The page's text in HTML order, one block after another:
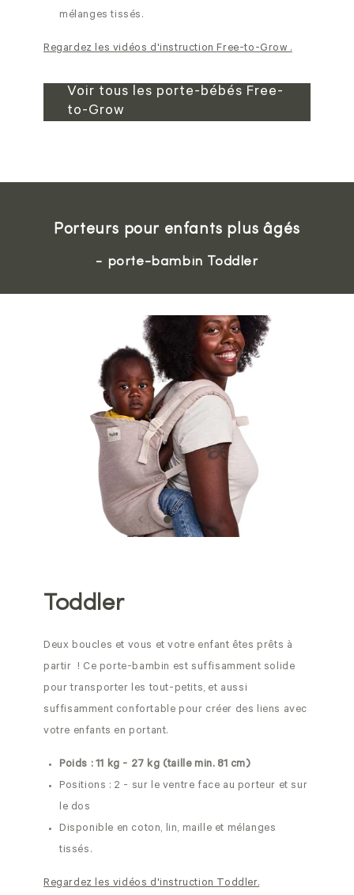
mélanges tissés.
Regardez les vidéos d'instruction Free-to-Grow .
Voir tous les porte-bébés Free-
to-Grow
Porteurs pour enfants plus âgés
- porte-bambin Toddler
Toddler
Deux boucles et vous et votre enfant êtes prêts à
partir ! Ce porte-bambin est suffisamment solide
pour transporter les tout-petits, et aussi
suffisamment confortable pour créer des liens avec
votre enfants en portant.
Poids : 11 kg - 27 kg (taille min. 81 cm)
Positions : 2 - sur le ventre face au porteur et sur
le dos
Disponible en coton, lin, maille et mélanges
tissés.
Regardez les vidéos d'instruction Toddler.